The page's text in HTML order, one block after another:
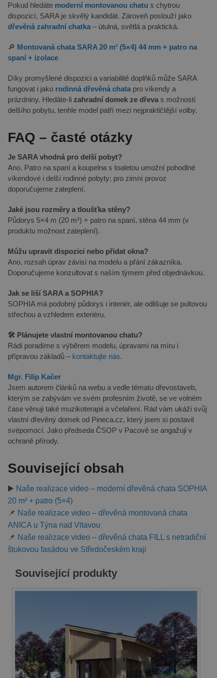
Pokud hledáte moderní montovanou chatu s chytrou
dispozicí, SARA je skvělý kandidát. Zároveň poslouží jako
dřevěná zahradní chatka – útulná, světlá a praktická.
🔎 Montovaná chata SARA 20 m² (5×4) 44 mm + patro na
spaní + izolace
Díky promyšlené dispozici a variabilitě doplňků může SARA
fungovat i jako rodinná dřevěná chata pro víkendy a
prázdniny. Hledáte-li zahradní domek ze dřeva s možností
delšího pobytu, tenhle model patří mezi nejpraktičtější volby.
FAQ – časté otázky
Je SARA vhodná pro delší pobyt?
Ano. Patro na spaní a koupelna s toaletou umožní pohodlné
víkendové i delší rodinné pobyty; pro zimní provoz
doporučujeme zateplení.
Jaké jsou rozměry a tloušťka stěny?
Půdorys 5×4 m (20 m²) + patro na spaní, stěna 44 mm (v
produktu možnost zateplení).
Můžu upravit dispozici nebo přidat okna?
Ano, rozsah úprav závisí na modelu a přání zákazníka.
Doporučujeme konzultovat s naším týmem před objednávkou.
Jak se liší SARA a SOPHIA?
SOPHIA má podobný půdorys i interiér, ale odlišuje se pultovou
střechou a vzhledem exteriéru.
🛠️ Plánujete vlastní montovanou chatu?
Rádi poradíme s výběrem modelu, úpravami na míru i
přípravou základů – kontaktujte nás.
Mgr. Filip Kačer
Jsem autorem článků na webu a vedle tématu dřevostaveb,
kterým se zabývám ve svém profesním životě, se ve volném
čase věnuji také muzikoterapii a včelaření. Rád vám ukáži svůj
vlastní dřevěný domek od Pineca.cz, který jsem si postavil
svépomocí. Jako předseda ČSOP v Pacově se angažuji v
ochraně přírody.
Související obsah
▶️ Naše realizace video – moderní dřevěná chata SOPHIA
20 m² + patro (5×4)
📌 Naše realizace video – dřevěná montovaná chata
ANICA u Týna nad Vltavou
📌 Naše realizace video – dřevěná chata FILL s netradiční
štukovou fasádou ve Středočeském kraji
Související produkty